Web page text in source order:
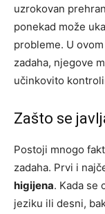
uzrokovan
ponekad može
probleme. U
zadaha, njegove
učinkovito
Zašto se
Postoji mnogo
zadaha. Prvi i
higijena. Kada se
jeziku ili desni,